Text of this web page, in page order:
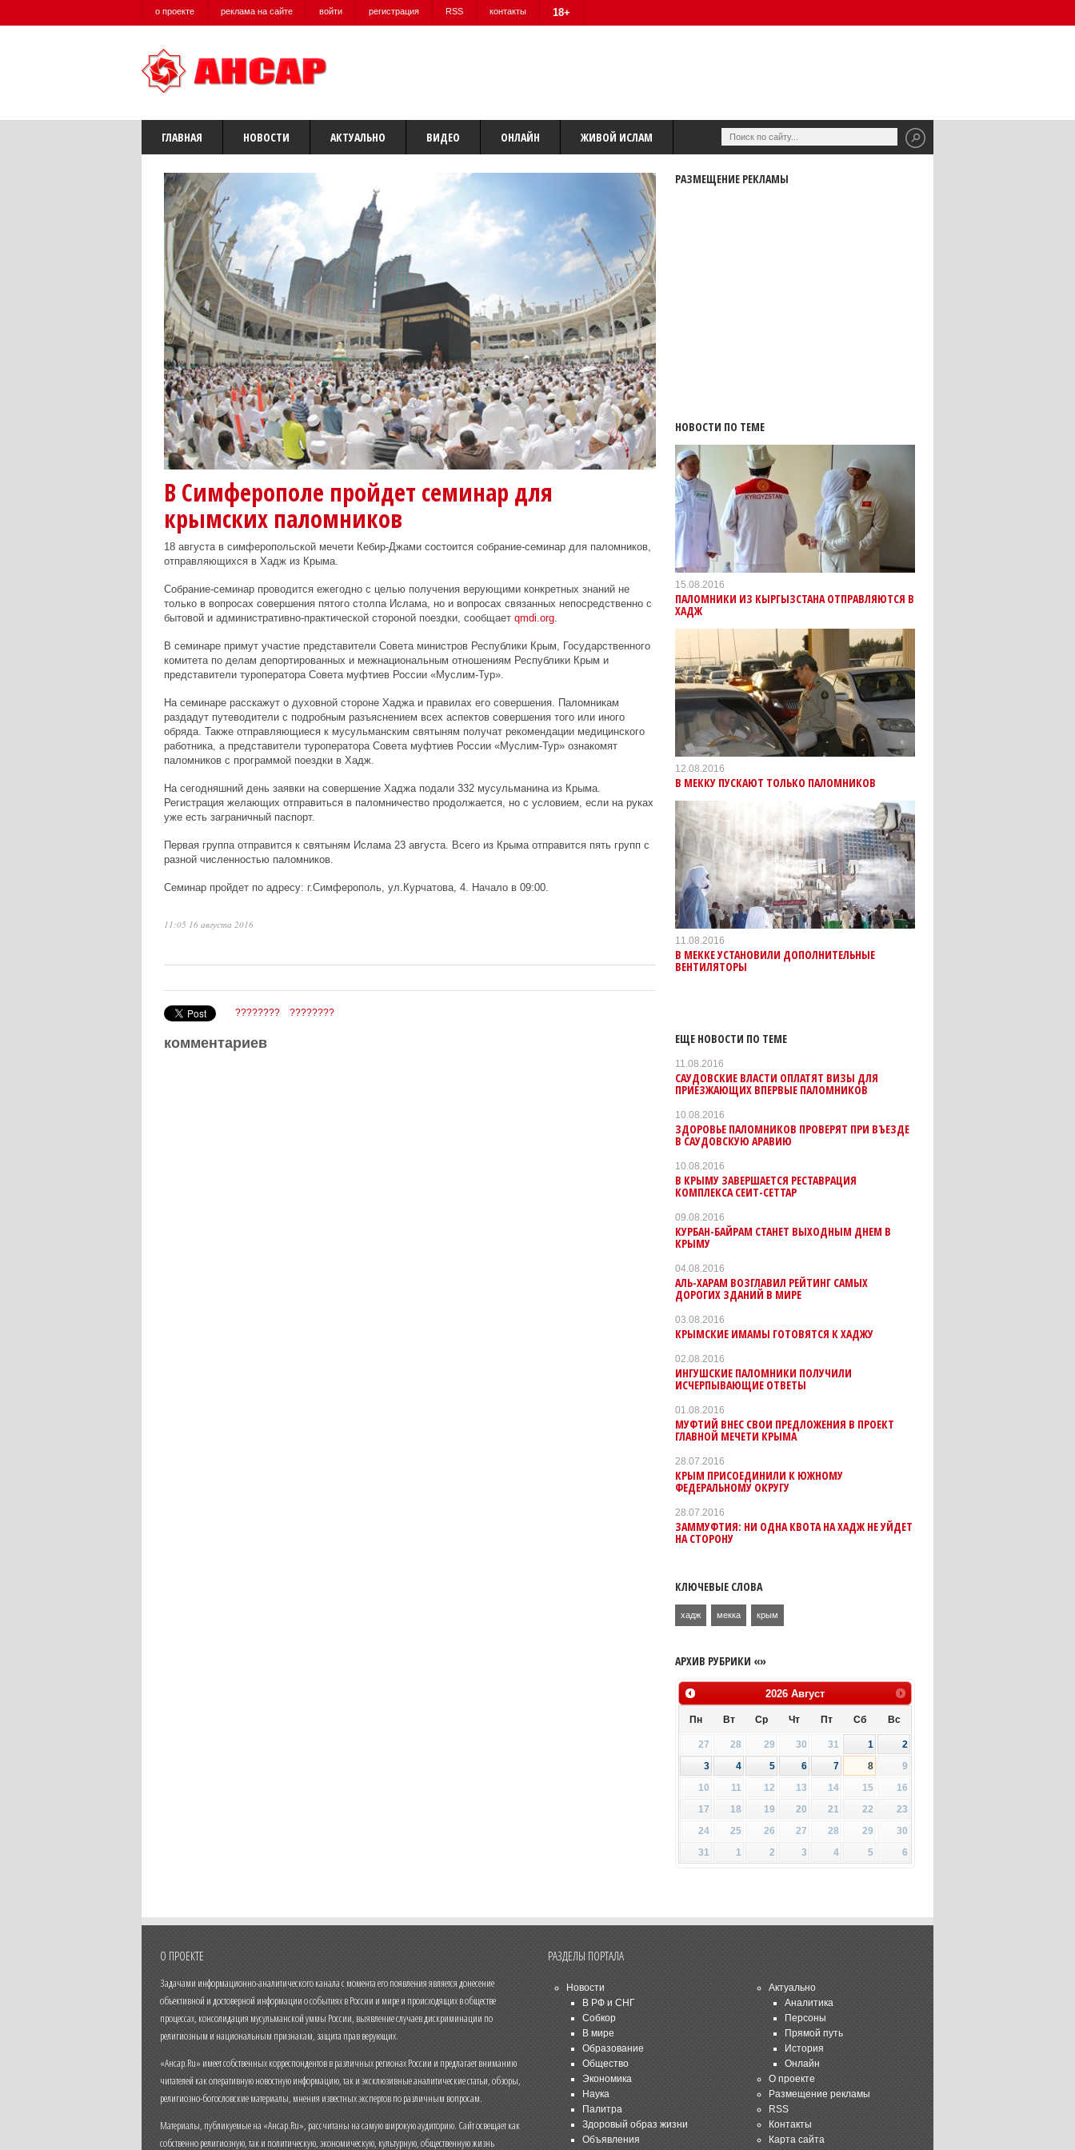
о проекте реклама на сайте войти регистрация RSS контакты 18+
ГЛАВНАЯ НОВОСТИ АКТУАЛЬНО ВИДЕО ОНЛАЙН ЖИВОЙ ИСЛАМ
В Симферополе пройдет семинар для
крымских паломников
18 августа в симферопольской мечети Кебир-Джами состоится собрание-семинар для паломников,
отправляющихся в Хадж из Крыма.
Собрание-семинар проводится ежегодно с целью получения верующими конкретных знаний не
только в вопросах совершения пятого столпа Ислама, но и вопросах связанных непосредственно с
бытовой и административно-практической стороной поездки, сообщает qmdi.org.
В семинаре примут участие представители Совета министров Республики Крым, Государственного
комитета по делам депортированных и межнациональным отношениям Республики Крым и
представители туроператора Совета муфтиев России «Муслим-Тур».
На семинаре расскажут о духовной стороне Хаджа и правилах его совершения. Паломникам
раздадут путеводители с подробным разъяснением всех аспектов совершения того или иного
обряда. Также отправляющиеся к мусульманским святыням получат рекомендации медицинского
работника, а представители туроператора Совета муфтиев России «Муслим-Тур» ознакомят
паломников с программой поездки в Хадж.
На сегодняшний день заявки на совершение Хаджа подали 332 мусульманина из Крыма.
Регистрация желающих отправиться в паломничество продолжается, но с условием, если на руках
уже есть заграничный паспорт.
Первая группа отправится к святыням Ислама 23 августа. Всего из Крыма отправится пять групп с
разной численностью паломников.
Семинар пройдет по адресу: г.Симферополь, ул.Курчатова, 4. Начало в 09:00.
11:05 16 августа 2016
???????? ????????
комментариев
РАЗМЕЩЕНИЕ РЕКЛАМЫ
НОВОСТИ ПО ТЕМЕ
15.08.2016
ПАЛОМНИКИ ИЗ КЫРГЫЗСТАНА ОТПРАВЛЯЮТСЯ В
ХАДЖ
12.08.2016
В МЕККУ ПУСКАЮТ ТОЛЬКО ПАЛОМНИКОВ
11.08.2016
В МЕККЕ УСТАНОВИЛИ ДОПОЛНИТЕЛЬНЫЕ
ВЕНТИЛЯТОРЫ
ЕЩЕ НОВОСТИ ПО ТЕМЕ
11.08.2016
САУДОВСКИЕ ВЛАСТИ ОПЛАТЯТ ВИЗЫ ДЛЯ
ПРИЕЗЖАЮЩИХ ВПЕРВЫЕ ПАЛОМНИКОВ
10.08.2016
ЗДОРОВЬЕ ПАЛОМНИКОВ ПРОВЕРЯТ ПРИ ВЪЕЗДЕ
В САУДОВСКУЮ АРАВИЮ
10.08.2016
В КРЫМУ ЗАВЕРШАЕТСЯ РЕСТАВРАЦИЯ
КОМПЛЕКСА СЕИТ-СЕТТАР
09.08.2016
КУРБАН-БАЙРАМ СТАНЕТ ВЫХОДНЫМ ДНЕМ В
КРЫМУ
04.08.2016
АЛЬ-ХАРАМ ВОЗГЛАВИЛ РЕЙТИНГ САМЫХ
ДОРОГИХ ЗДАНИЙ В МИРЕ
03.08.2016
КРЫМСКИЕ ИМАМЫ ГОТОВЯТСЯ К ХАДЖУ
02.08.2016
ИНГУШСКИЕ ПАЛОМНИКИ ПОЛУЧИЛИ
ИСЧЕРПЫВАЮЩИЕ ОТВЕТЫ
01.08.2016
МУФТИЙ ВНЕС СВОИ ПРЕДЛОЖЕНИЯ В ПРОЕКТ
ГЛАВНОЙ МЕЧЕТИ КРЫМА
28.07.2016
КРЫМ ПРИСОЕДИНИЛИ К ЮЖНОМУ
ФЕДЕРАЛЬНОМУ ОКРУГУ
28.07.2016
ЗАММУФТИЯ: НИ ОДНА КВОТА НА ХАДЖ НЕ УЙДЕТ
НА СТОРОНУ
КЛЮЧЕВЫЕ СЛОВА
хадж мекка крым
АРХИВ РУБРИКИ «»
2026 Август
Пн Вт Ср Чт Пт Сб Вс
27 28 29 30 31 1
2
3
4 5 6 7 8
9
10
11 12 13 14 15
16
17
18 19 20 21 22
23
24
25 26 27 28 29
30
31
1 2 3 4 5 6
О ПРОЕКТЕ
Задачами информационно-аналитического канала с момента его появления является донесение
объективной и достоверной информации о событиях в России и мире и происходящих в обществе
процессах, консолидация мусульманской уммы России, выявление случаев дискриминации по
религиозным и национальным признакам, защита прав верующих.
«Ансар.Ru» имеет собственных корреспондентов в различных регионах России и предлагает вниманию
читателей как оперативную новостную информацию, так и эксклюзивные аналитические статьи, обзоры,
религиозно-богословские материалы, мнения известных экспертов по различным вопросам.
Материалы, публикуемые на «Ансар.Ru», рассчитаны на самую широкую аудиторию. Сайт освещает как
собственно религиозную, так и политическую, экономическую, культурную, общественную жизнь
РАЗДЕЛЫ ПОРТАЛА
Новости
В РФ и СНГ
Собкор
В мире
Образование
Общество
Экономика
Наука
Палитра
Здоровый образ жизни
Объявления
Актуально
Аналитика
Персоны
Прямой путь
История
Онлайн
О проекте
Размещение рекламы
RSS
Контакты
Карта сайта